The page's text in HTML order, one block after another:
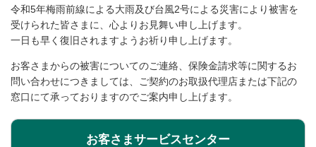
令和5年梅雨前線による大雨及び台風2号による災害により被害を
受けられた皆さまに、心よりお見舞い申し上げます。
一日も早く復旧されますようお祈り申し上げます。
お客さまからの被害についてのご連絡、保険金請求等に関するお
問い合わせにつきましては、ご契約のお取扱代理店または下記の
窓口にて承っておりますのでご案内申し上げます。
お客さまサービスセンター